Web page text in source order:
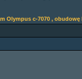
Olympus c-7070 , obudowę